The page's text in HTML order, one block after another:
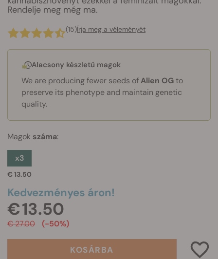
Rendelje meg még ma.
(15)Írja meg a véleményét
Alacsony készletű magok
We are producing fewer seeds ofAlien OGto
preserve its phenotype and maintain genetic
quality.
Magok száma:
x3
€ 13.50
Kedvezményes áron!
€ 13.50
€ 27.00 (-50%)
KOSÁRBA